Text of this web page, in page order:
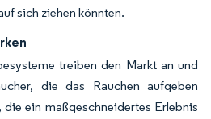
sich ziehen könnten.
treiben den Markt an und
die das Rauchen aufgeben
ein maßgeschneidertes Erlebnis